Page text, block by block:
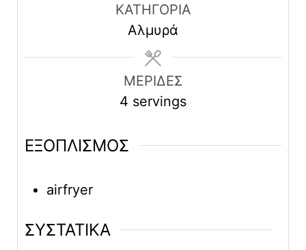
ΚΑΤΗΓΟΡΊΑ
Αλμυρά
ΜΕΡΙΔΕΣ
4 servings
ΕΞΟΠΛΙΣΜΟΣ
airfryer
ΣΥΣΤΑΤΙΚΑ